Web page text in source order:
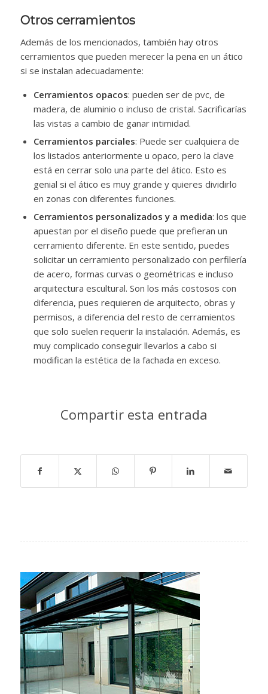
Otros cerramientos
Además de los mencionados, también hay otros
cerramientos que pueden merecer la pena en un ático
si se instalan adecuadamente:
Cerramientos opacos: pueden ser de pvc, de
madera, de aluminio o incluso de cristal. Sacrificarías
las vistas a cambio de ganar intimidad.
Cerramientos parciales: Puede ser cualquiera de
los listados anteriormente u opaco, pero la clave
está en cerrar solo una parte del ático. Esto es
genial si el ático es muy grande y quieres dividirlo
en zonas con diferentes funciones.
Cerramientos personalizados y a medida: los que
apuestan por el diseño puede que prefieran un
cerramiento diferente. En este sentido, puedes
solicitar un cerramiento personalizado con perfilería
de acero, formas curvas o geométricas e incluso
arquitectura escultural. Son los más costosos con
diferencia, pues requieren de arquitecto, obras y
permisos, a diferencia del resto de cerramientos
que solo suelen requerir la instalación. Además, es
muy complicado conseguir llevarlos a cabo si
modifican la estética de la fachada en exceso.
Compartir esta entrada